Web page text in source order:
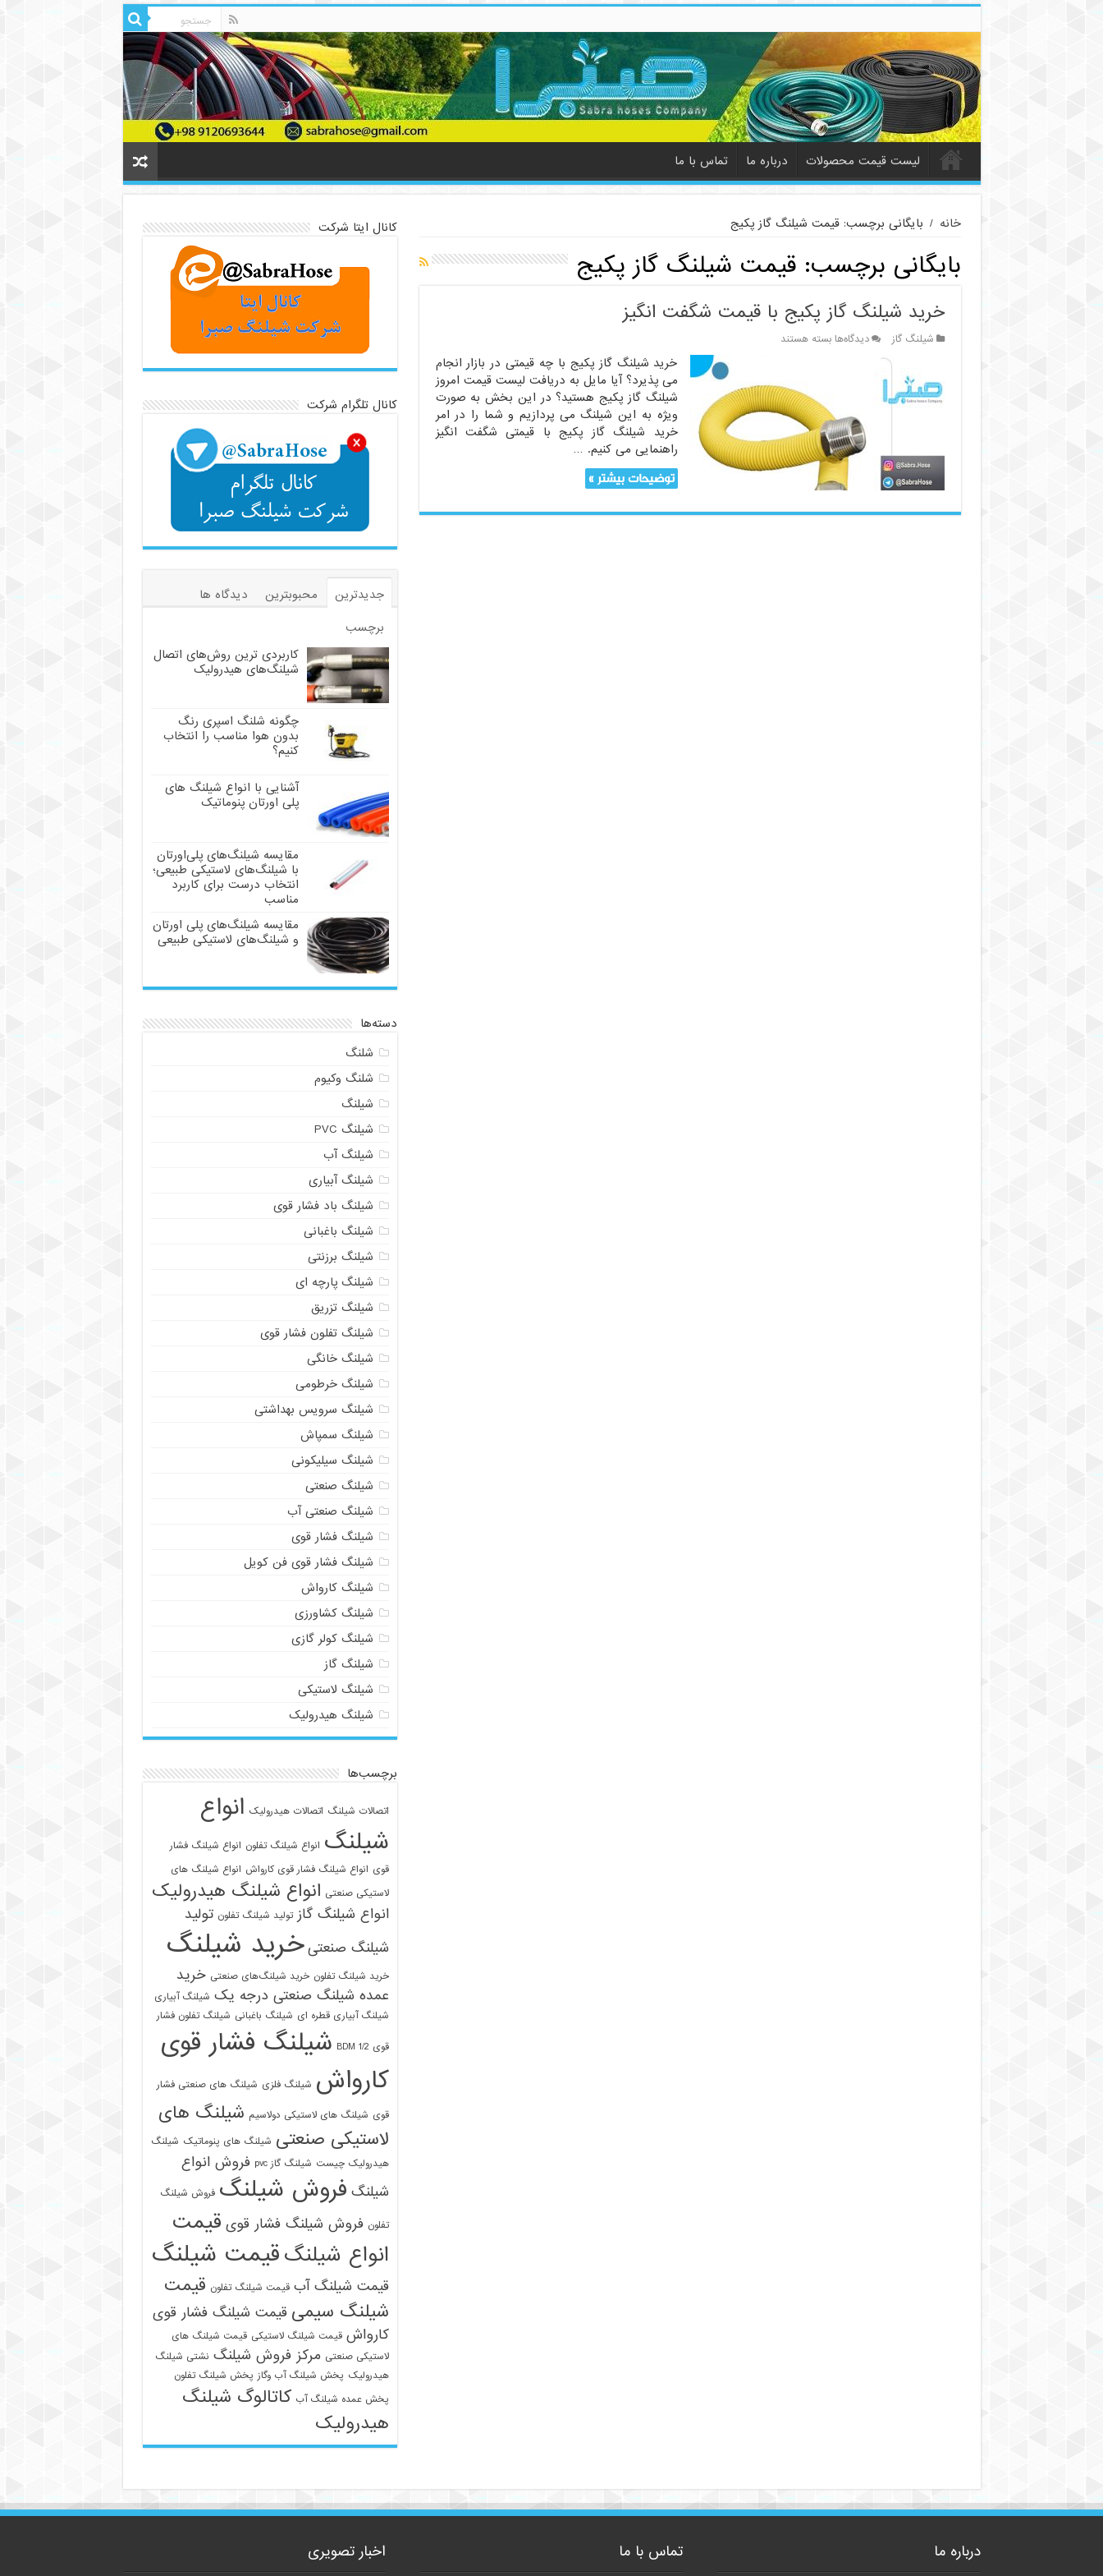
لیست قیمت محصولات درباره ما تماس با ما
خانه / بایگانی برچسب: قیمت شیلنگ گاز پکیج
بایگانی برچسب:قیمت شیلنگ گاز پکیج
خرید شیلنگ گاز پکیج با قیمت شگفت انگیز
شیلنگ گاز دیدگاه‌هابرای
پکیج
با
قیمت
شگفت
انگیز
بسته هستند
خرید شیلنگ گاز پکیج با چه قیمتی در بازار انجام
می پذیرد؟ آیا مایل به دریافت لیست قیمت امروز
شیلنگ گاز پکیج هستید؟ در این بخش به صورت
ویژه به این شیلنگ می پردازیم و شما را در امر
خرید شیلنگ گاز پکیج با قیمتی شگفت انگیز
راهنمایی می کنیم. …
توضیحات بیشتر »
کانال ایتا شرکت
کانال تلگرام شرکت
جدیدترین محبوبترین
دیدگاه ها
برچسب
کاربردی ترین روش‌های اتصال
شیلنگ‌های هیدرولیک
چگونه شلنگ اسپری رنگ
بدون هوا مناسب را انتخاب
کنیم؟
آشنایی با انواع شیلنگ های
پلی اورتان پنوماتیک
مقایسه شیلنگ‌های پلی‌اورتان
با شیلنگ‌های لاستیکی طبیعی؛
انتخاب درست برای کاربرد
مناسب
مقایسه شیلنگ‌های پلی اورتان
و شیلنگ‌های لاستیکی طبیعی
دسته‌ها
شلنگ
شلنگ وکیوم
شیلنگ
شیلنگ PVC
شیلنگ آب
شیلنگ آبیاری
شیلنگ باد فشار قوی
شیلنگ باغبانی
شیلنگ برزنتی
شیلنگ پارچه‌ ای
شیلنگ تزریق
شیلنگ تفلون فشار قوی
شیلنگ خانگی
شیلنگ خرطومی
شیلنگ سرویس بهداشتی
شیلنگ سمپاش
شیلنگ سیلیکونی
شیلنگ صنعتی
شیلنگ صنعتی آب
شیلنگ فشار قوی
شیلنگ فشار قوی فن کویل
شیلنگ کارواش
شیلنگ کشاورزی
شیلنگ کولر گازی
شیلنگ گاز
شیلنگ لاستیکی
شیلنگ هیدرولیک
برچسب‌ها
اتصالات شیلنگ اتصالات هیدرولیک انواع
شیلنگ انواع شیلنگ تفلون انواع شیلنگ فشار
قوی انواع شیلنگ فشار قوی کارواش انواع شیلنگ های
لاستیکی صنعتی انواع شیلنگ هیدرولیک
انواع شیلنگ گاز تولید شیلنگ تفلون تولید
شیلنگ صنعتی خرید شیلنگ
خرید شیلنگ تفلون خرید شیلنگ‌های صنعتی خرید
عمده شیلنگ صنعتی درجه یک شیلنگ آبیاری
شیلنگ آبیاری قطره ای شیلنگ باغبانی شیلنگ تفلون فشار
قوی 1/2 BDM
شیلنگ فشار قوی
کارواش شیلنگ فلزی شیلنگ های صنعتی فشار
قوی شیلنگ های لاستیکی دولاسیم شیلنگ های
لاستیکی صنعتی شیلنگ های پنوماتیک شیلنگ
هیدرولیک چیست شیلنگ گاز pvc
فروش انواع
شیلنگ فروش شیلنگ فروش شیلنگ
تفلون فروش شیلنگ فشار قوی قیمت
انواع شیلنگقیمت شیلنگ
قیمت شیلنگ آب قیمت شیلنگ تفلون قیمت
شیلنگ سیمی قیمت شیلنگ فشار قوی
کارواش قیمت شیلنگ لاستیکی قیمت شیلنگ های
لاستیکی صنعتی مرکز فروش شیلنگ نشتی شیلنگ
هیدرولیک پخش شیلنگ آب وگاز پخش شیلنگ تفلون
پخش عمده شیلنگ آب کاتالوگ شیلنگ
هیدرولیک
درباره ما تماس با ما اخبار تصویری